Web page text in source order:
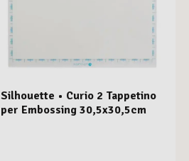
Silhouette • Curio 2 Tappetino
per Embossing 30,5x30,5cm